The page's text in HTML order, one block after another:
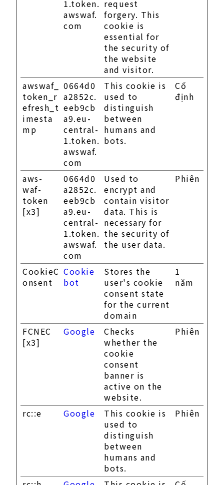
1.token.
awswaf.
com
request
forgery. This
cookie is
essential for
the security of
the website
and visitor.
awswaf_
token_r
efresh_t
imesta
mp
0664d0
a2852c.
eeb9cb
a9.eu-
central-
1.token.
awswaf.
com
This cookie is
used to
distinguish
between
humans and
bots.
Cố
định
aws-
waf-
token
[x3]
0664d0
a2852c.
eeb9cb
a9.eu-
central-
1.token.
awswaf.
com
Used to
encrypt and
contain visitor
data. This is
necessary for
the security of
the user data.
Phiên
CookieC
onsent
Cookie
bot
Stores the
user's cookie
consent state
for the current
domain
1
năm
FCNEC
[x3]
Google
Checks
whether the
cookie
consent
banner is
active on the
website.
Phiên
rc::e Google
This cookie is
used to
distinguish
between
humans and
bots.
Phiên